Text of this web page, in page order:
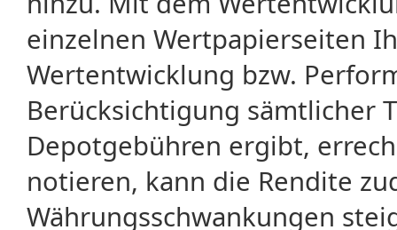
einzelnen Wertpapierseiten
Wertentwicklung bzw.
Berücksichtigung sämtlicher
Depotgebühren ergibt,
notieren, kann die Rendite
Währungsschwankungen